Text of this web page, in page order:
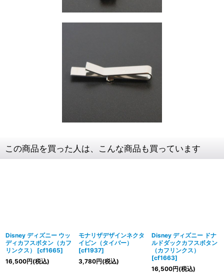
この商品を買った人は、こんな商品も買っています
Disney ディズニー ウッ
ディカフスボタン（カフ
リンクス）
[cf1665]
16,500円(税込)
モナリザデザインネクタ
イピン（タイバー）
[cf1937]
3,780円(税込)
Disney ディズニー ドナ
ルドダックカフスボタン
（カフリンクス）
[cf1663]
16,500円(税込)